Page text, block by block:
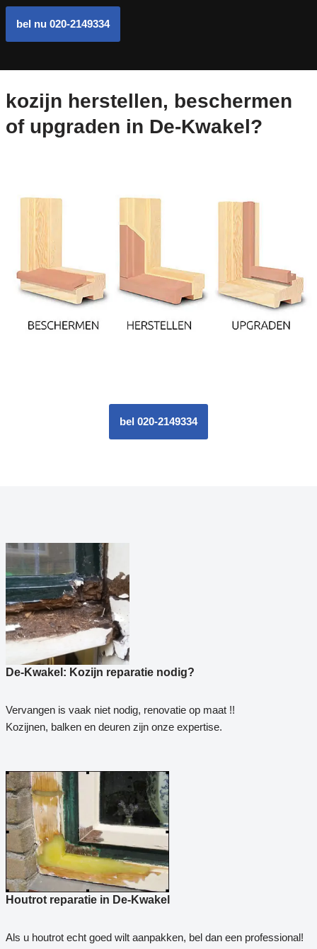
bel nu 020-2149334
kozijn herstellen, beschermen
of upgraden in De-Kwakel?
bel 020-2149334
De-Kwakel: Kozijn reparatie nodig?
Vervangen is vaak niet nodig, renovatie op maat !!
Kozijnen, balken en deuren zijn onze expertise.
Houtrot reparatie in De-Kwakel
Als u houtrot echt goed wilt aanpakken, bel dan een professional!